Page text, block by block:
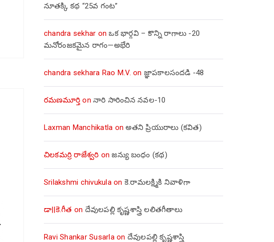
నూతక్కి కథ “25వ గంట”
chandra sekhar onఒక భార్గవి – కొన్ని రాగాలు -20
మనోరంజకమైన రాగం—అభేరి
chandra sekhara Rao M.V. on జ్ఞాపకాలసందడి -48
రమణమూర్తి onనారి సారించిన నవల-10
Laxman Manchikatla onఅతని ప్రియురాలు (కవిత)
చిలకమర్రి రాజేశ్వరి onజన్యు బంధం (కథ)
Srilakshmi chivukulaon కె.రామలక్ష్మికి నివాళిగా
డా||కె.గీత on దేవులపల్లి కృష్ణశాస్త్రి లలితగీతాలు
Ravi Shankar Susarlaon దేవులపల్లి కృష్ణశాస్త్రి